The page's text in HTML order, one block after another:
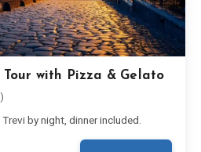
with Pizza & Gelato
by night, dinner included.